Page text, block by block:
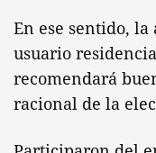
En ese sentido,
usuario
recomendará
racional de la